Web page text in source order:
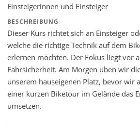
Einsteigerinnen und Einsteiger
BESCHREIBUNG
Dieser Kurs richtet sich an Einsteiger
welche die richtige Technik auf dem
erlernen möchten. Der Fokus liegt vor
Fahrsicherheit. Am Morgen üben wir
unserem hauseigenen Platz, bevor wir
einer kurzen Biketour im Gelände das
umsetzen.